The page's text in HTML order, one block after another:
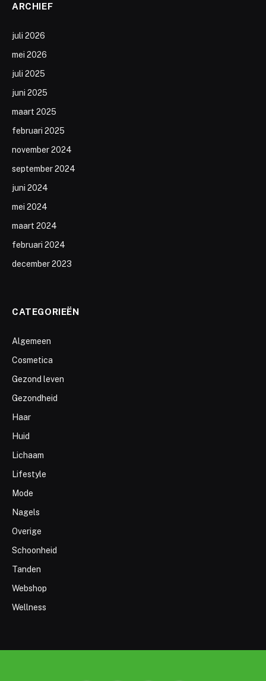
ARCHIEF
juli 2026
mei 2026
juli 2025
juni 2025
maart 2025
februari 2025
november 2024
september 2024
juni 2024
mei 2024
maart 2024
februari 2024
december 2023
CATEGORIEËN
Algemeen
Cosmetica
Gezond leven
Gezondheid
Haar
Huid
Lichaam
Lifestyle
Mode
Nagels
Overige
Schoonheid
Tanden
Webshop
Wellness